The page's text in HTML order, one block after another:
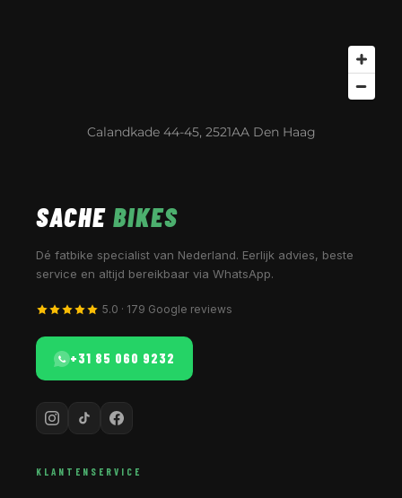
Calandkade 44-45, 2521AA Den Haag
SACHE BIKES
Dé fatbike specialist van Nederland. Eerlijk advies, beste
service en altijd bereikbaar via WhatsApp.
5.0 · 179 Google reviews
+31 85 060 9232
KLANTENSERVICE